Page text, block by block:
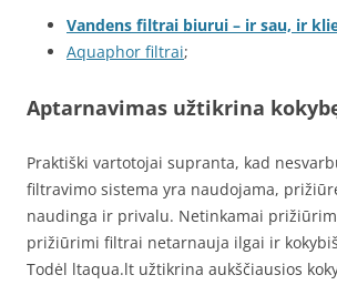
Vandens filtrai biurui – ir sau, ir
Aquaphor filtrai;
Aptarnavimas užtikrina
Praktiški vartotojai supranta, kad
filtravimo sistema yra naudojama,
naudinga ir privalu. Netinkamai
prižiūrimi filtrai netarnauja ilgai ir
Todėl ltaqua.lt užtikrina aukščiausios